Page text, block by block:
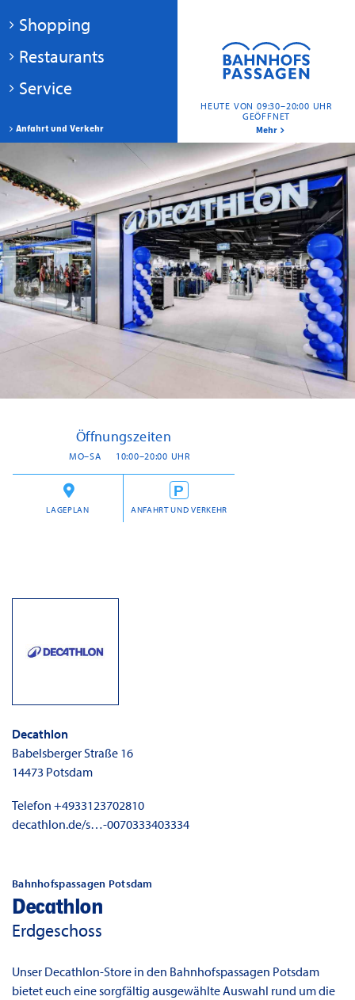
HEUTE VON 09:30–20:00 UHR
GEÖFFNET
Mehr
Anfahrt und Verkehr
Shopping
Restaurants
Service
Öffnungszeiten
MO–SA 10:00–20:00 UHR
LAGEPLAN ANFAHRT UND VERKEHR
Decathlon
Babelsberger Straße 16
14473 Potsdam
Telefon +4933123702810
decathlon.de/s…-0070333403334
Bahnhofspassagen Potsdam
Decathlon
Erdgeschoss
Unser Decathlon-Store in den Bahnhofspassagen Potsdam
bietet euch eine sorgfältig ausgewählte Auswahl rund um die